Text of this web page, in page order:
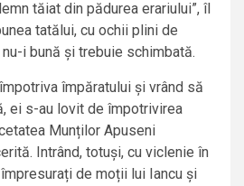
tăiat din pădurea erariului”, îl
tatălui, cu ochii plini de
nu-i bună și trebuie schimbată.
împăratului și vrând să
ei s-au lovit de împotrivirea
Munților Apuseni
Intrând, totuși, cu viclenie în
de moții lui Iancu și